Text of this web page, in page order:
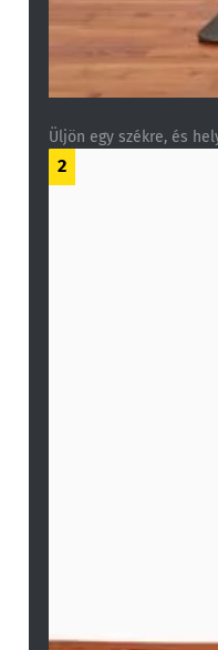
Üljön egy székre, és
2